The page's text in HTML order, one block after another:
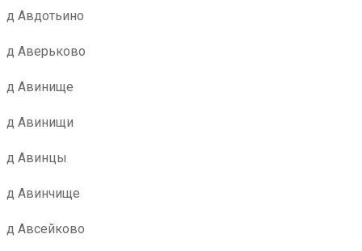
д Авдотьино
д Аверьково
д Авинище
д Авинищи
д Авинцы
д Авинчище
д Авсейково